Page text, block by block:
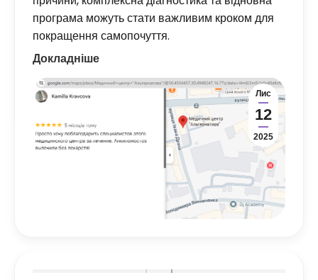
програма можуть стати важливим кроком для
покращення самопочуття.
Докладніше
Лис
12
2025